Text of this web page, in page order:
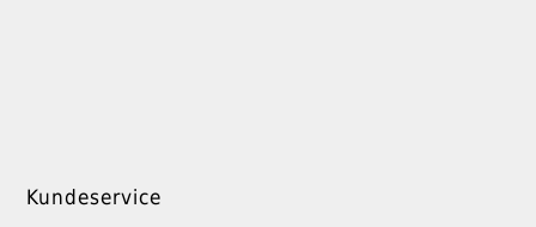
Kundeservice